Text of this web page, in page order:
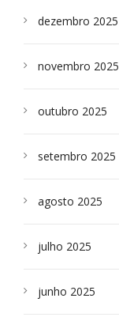
dezembro 2025
novembro 2025
outubro 2025
setembro 2025
agosto 2025
julho 2025
junho 2025